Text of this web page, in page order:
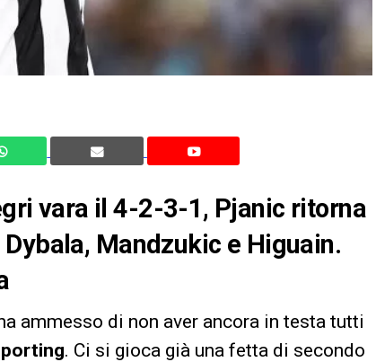
vara il 4-2-3-1, Pjanic ritorna
Dybala, Mandzukic e Higuain.
ammesso di non aver ancora in testa tutti
. Ci si gioca già una fetta di secondo